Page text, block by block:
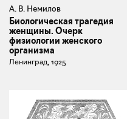
А. В. Немилов
Биологическая трагедия
женщины. Очерк
физиологии женского
организма
Ленинград, 1925